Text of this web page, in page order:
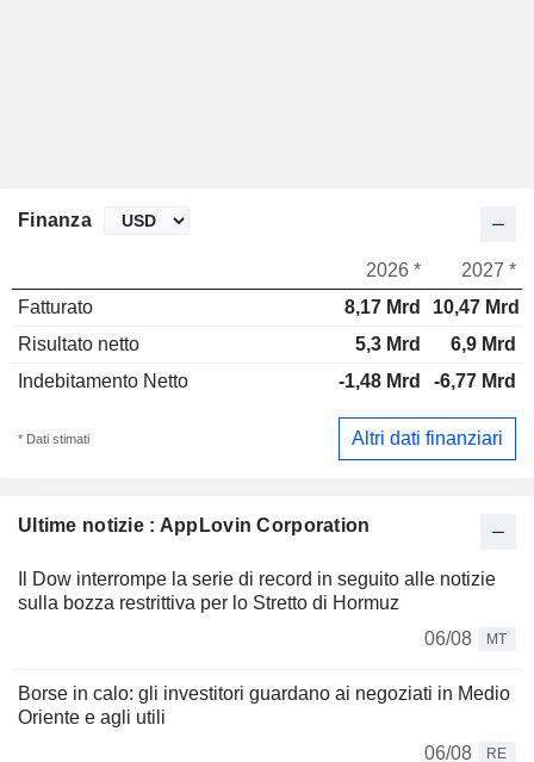
Ultime notizie : AppLovin Corporation
Il Dow interrompe la serie di record in seguito alle notizie
sulla bozza restrittiva per lo Stretto di Hormuz
06/08
MT
Borse in calo: gli investitori guardano ai negoziati in Medio
Oriente e agli utili
06/08
RE
Finanza
2026 *
2027 *
Fatturato
8,17 Mrd
10,47 Mrd
Risultato netto
5,3 Mrd
6,9 Mrd
Indebitamento Netto
-1,48 Mrd -6,77 Mrd
* Dati stimati Altri dati finanziari